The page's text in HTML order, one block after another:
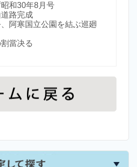
和30年8月号
道路完成
、阿寒国立公園を結ぶ巡廻
當决る